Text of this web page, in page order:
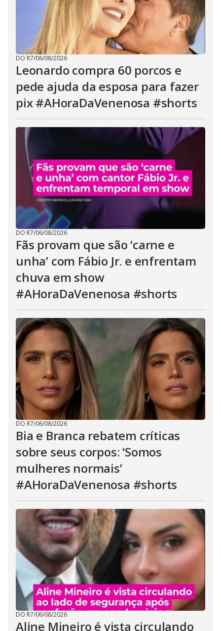
DO R7/06/08/2026
Leonardo compra 60 porcos e
pede ajuda da esposa para fazer
pix #AHoraDaVenenosa #shorts
DO R7/06/08/2026
Fãs provam que são ‘carne e
unha’ com Fábio Jr. e enfrentam
chuva em show
#AHoraDaVenenosa #shorts
DO R7/06/08/2026
Bia e Branca rebatem críticas
sobre seus corpos: ‘Somos
mulheres normais’
#AHoraDaVenenosa #shorts
DO R7/06/08/2026
Aline Mineiro é vista circulando